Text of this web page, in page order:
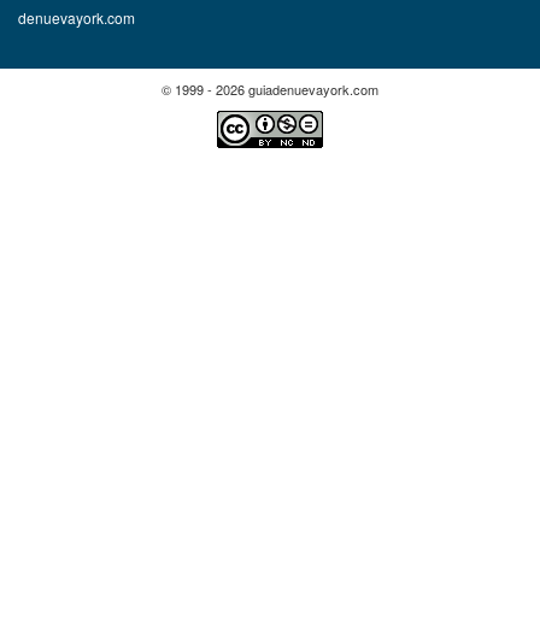
denuevayork.com
© 1999 - 2026 guiadenuevayork.com